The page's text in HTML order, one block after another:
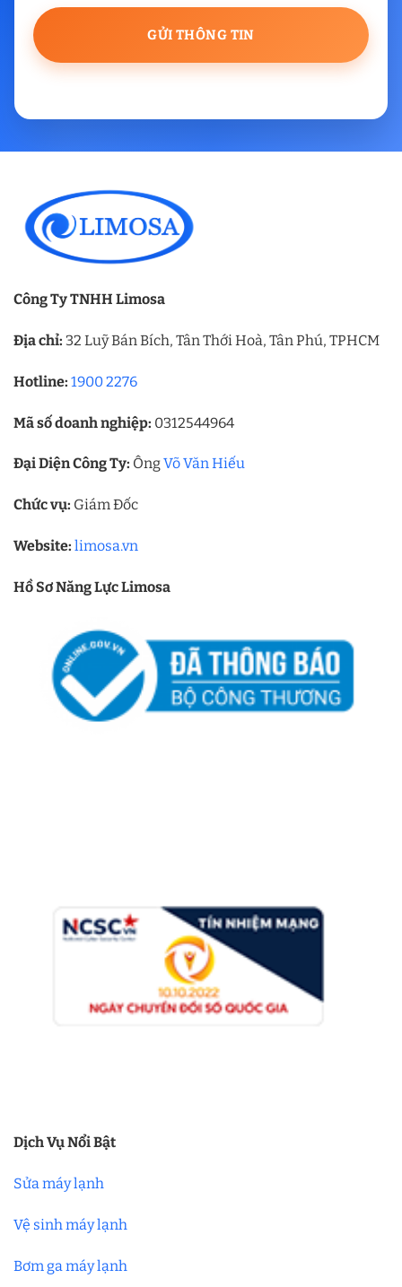
Công Ty TNHH Limosa
Địa chỉ: 32 Luỹ Bán Bích, Tân Thới Hoà, Tân Phú, TPHCM
Hotline: 1900 2276
Mã số doanh nghiệp: 0312544964
Đại Diện Công Ty: ÔngVõ Văn Hiếu
Chức vụ: Giám Đốc
Website: limosa.vn
Hồ Sơ Năng Lực Limosa
Dịch Vụ Nổi Bật
Sửa máy lạnh
Vệ sinh máy lạnh
Bơm ga máy lạnh